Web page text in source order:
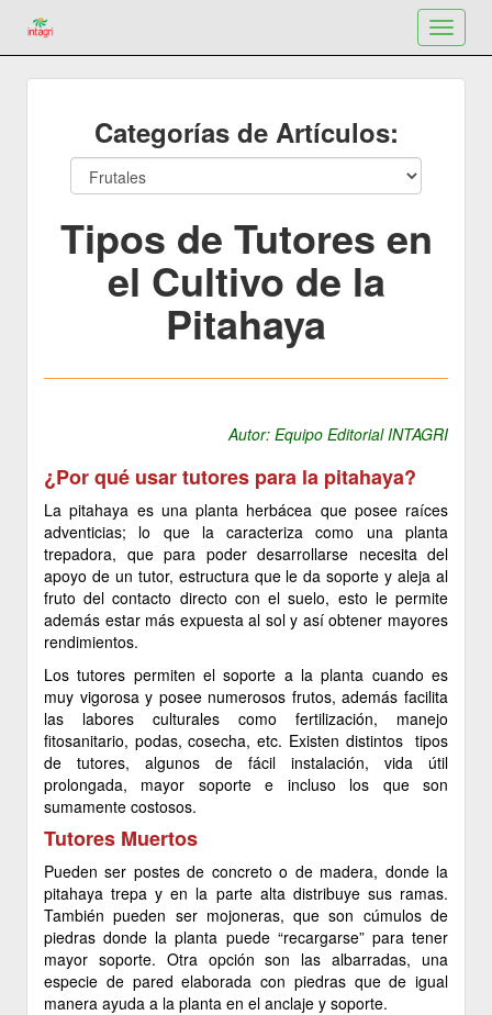
Toggle
Categorías de Artículos:
Tipos de Tutores en
el Cultivo de la
Pitahaya
Autor: Equipo Editorial INTAGRI
¿Por qué usar tutores para la pitahaya?
La pitahaya es una planta herbácea que posee raíces
adventicias; lo que la caracteriza como una planta
trepadora, que para poder desarrollarse necesita del
apoyo de un tutor, estructura que le da soporte y aleja al
fruto del contacto directo con el suelo, esto le permite
además estar más expuesta al sol y así obtener mayores
rendimientos.
Los tutores permiten el soporte a la planta cuando es
muy vigorosa y posee numerosos frutos, además facilita
las labores culturales como fertilización, manejo
fitosanitario, podas, cosecha, etc. Existen distintos tipos
de tutores, algunos de fácil instalación, vida útil
prolongada, mayor soporte e incluso los que son
sumamente costosos.
Tutores Muertos
Pueden ser postes de concreto o de madera, donde la
pitahaya trepa y en la parte alta distribuye sus ramas.
También pueden ser mojoneras, que son cúmulos de
piedras donde la planta puede “recargarse” para tener
mayor soporte. Otra opción son las albarradas, una
especie de pared elaborada con piedras que de igual
manera ayuda a la planta en el anclaje y soporte.